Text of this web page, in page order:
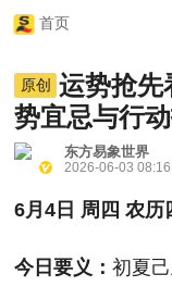
首页
原创
运势抢先
势宜忌与行
东方易象世界
2026-06-03 08:16
6月4日 周四 农历
今日要义： 初夏